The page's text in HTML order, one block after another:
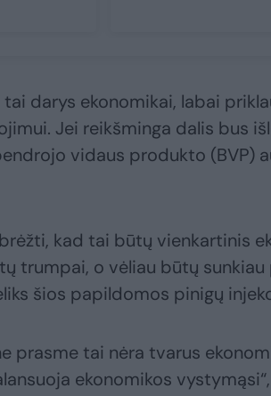
tai darys ekonomikai, labai
Jei reikšminga dalis bus
vidaus produkto (BVP)
kad tai būtų vienkartinis
trumpai, o vėliau būtų
šios papildomos pinigų
prasme tai nėra tvarus
ekonomikos